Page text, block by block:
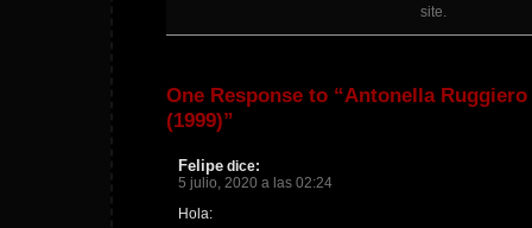
site.
One Response to “Antonella Ruggiero
(1999)”
Felipe dice:
5 julio, 2020 a las 02:24
Hola: